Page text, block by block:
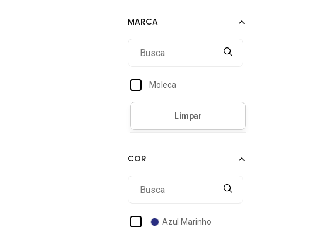
Moleca
Azul Marinho